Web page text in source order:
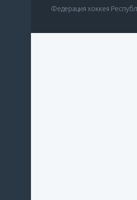
Федерация хоккея